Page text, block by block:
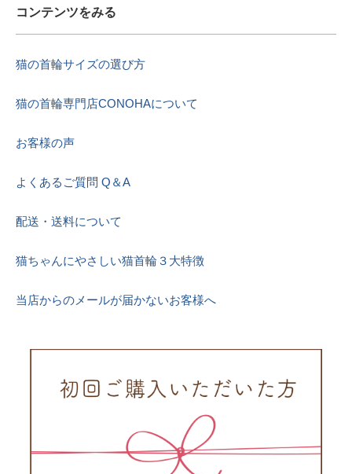
コンテンツをみる
猫の首輪サイズの選び方
猫の首輪専門店CONOHAについて
お客様の声
よくあるご質問 Q＆A
配送・送料について
猫ちゃんにやさしい猫首輪３大特徴
当店からのメールが届かないお客様へ